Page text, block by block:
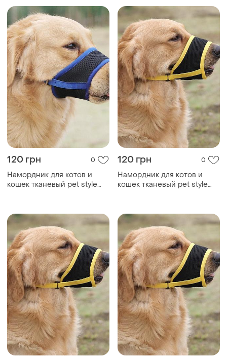
120 грн 0
Намордник для котов и
кошек тканевый pet style
120 грн 0
Намордник для котов и
кошек тканевый pet style